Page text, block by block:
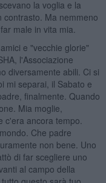
la voglia e la
Ma nemmeno
male in vita mia.
e "vecchie glorie"
l'Associazione
diversamente abili. Ci si
mi separai, il Sabato e
finalmente. Quando
Mia moglie,
c'era ancora tempo.
Che padre
non bene. Uno
di far scegliere uno
al campo della